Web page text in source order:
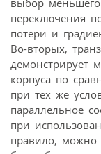
выбор
переключения
потери и
Во-вторых,
демонстрирует
корпуса по
при тех же
параллельное
при
правило, можно